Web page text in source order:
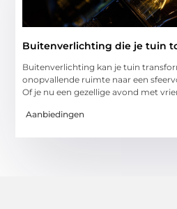
Buitenverlichting die je tuin
Buitenverlichting kan je tuin
onopvallende ruimte naar een
Of je nu een gezellige avond met
Aanbiedingen